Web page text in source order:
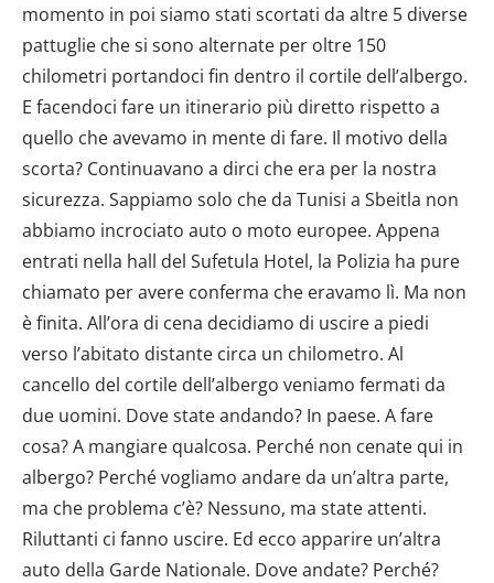
momento in poi siamo stati scortati da altre 5 diverse
pattuglie che si sono alternate per oltre 150
chilometri portandoci fin dentro il cortile dell’albergo.
E facendoci fare un itinerario più diretto rispetto a
quello che avevamo in mente di fare. Il motivo della
scorta? Continuavano a dirci che era per la nostra
sicurezza. Sappiamo solo che da Tunisi a Sbeitla non
abbiamo incrociato auto o moto europee. Appena
entrati nella hall del Sufetula Hotel, la Polizia ha pure
chiamato per avere conferma che eravamo lì. Ma non
è finita. All’ora di cena decidiamo di uscire a piedi
verso l’abitato distante circa un chilometro. Al
cancello del cortile dell’albergo veniamo fermati da
due uomini. Dove state andando? In paese. A fare
cosa? A mangiare qualcosa. Perché non cenate qui in
albergo? Perché vogliamo andare da un’altra parte,
ma che problema c’è? Nessuno, ma state attenti.
Riluttanti ci fanno uscire. Ed ecco apparire un’altra
auto della Garde Nationale. Dove andate? Perché?